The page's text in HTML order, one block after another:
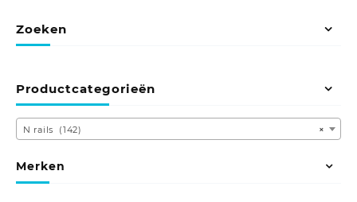
Zoeken
Productcategorieën
×
N rails (142)
Merken